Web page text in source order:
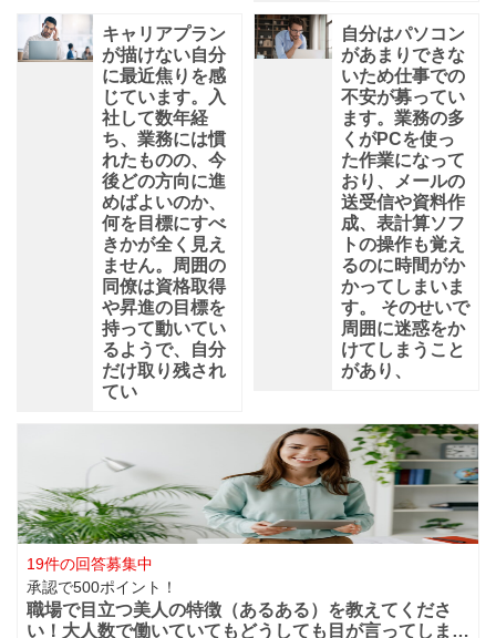
キャリアプラン
が描けない自分
に最近焦りを感
じています。入
社して数年経
ち、業務には慣
れたものの、今
後どの方向に進
めばよいのか、
何を目標にすべ
きかが全く見え
ません。周囲の
同僚は資格取得
や昇進の目標を
持って動いてい
るようで、自分
だけ取り残され
てい
自分はパソコン
があまりできな
いため仕事での
不安が募ってい
ます。業務の多
くがPCを使っ
た作業になって
おり、メールの
送受信や資料作
成、表計算ソフ
トの操作も覚え
るのに時間がか
かってしまいま
す。 そのせいで
周囲に迷惑をか
けてしまうこと
があり、
19件の回答募集中
承認で500ポイント！
職場で目立つ美人の特徴（あるある）を教えてくださ
い！大人数で働いていてもどうしても目が言ってしまう